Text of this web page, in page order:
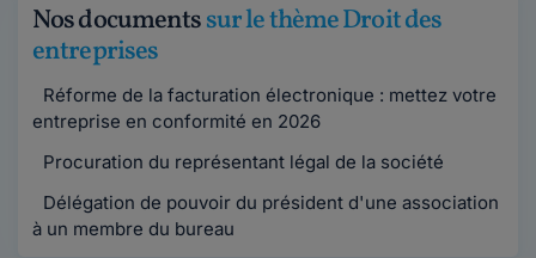
Nos documentssur le thème Droit des
entreprises
Réforme de la facturation électronique : mettez votre
entreprise en conformité en 2026
Procuration du représentant légal de la société
Délégation de pouvoir du président d'une association
à un membre du bureau